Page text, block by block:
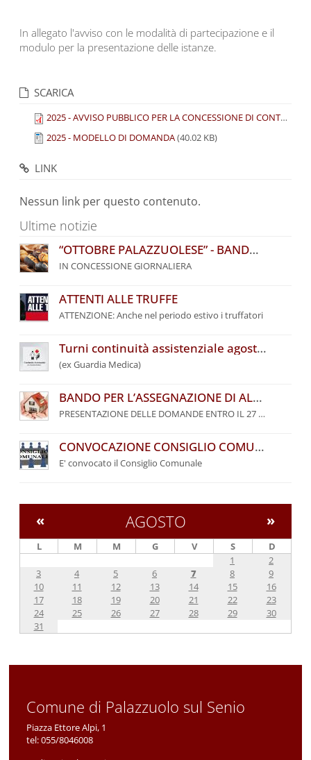
In allegato l'avviso con le modalità di partecipazione e il
modulo per la presentazione delle istanze.
SCARICA
2025 - AVVISO PUBBLICO PER LA CONCESSIONE DI CONTRIBUTI ECONOMICI A FAVORE DI ENTI ED ASSOCIAZIONI
2025 - MODELLO DI DOMANDA(40.02 KB)
LINK
Nessun link per questo contenuto.
Ultime notizie
“OTTOBRE PALAZZUOLESE” - BANDO COMUNALE PER L’ASSEGNAZIONE DI POSTEGGI
IN CONCESSIONE GIORNALIERA
ATTENTI ALLE TRUFFE
ATTENZIONE: Anche nel periodo estivo i truffatori
Turni continuità assistenziale agosto 2026
(ex Guardia Medica)
BANDO PER L’ASSEGNAZIONE DI ALLOGGI DI EDILIZIA RESIDENZIALE PUBBLICA DEL COMUNE DI PALAZZUOLO SUL SENIO – ANNO 2026
PRESENTAZIONE DELLE DOMANDE ENTRO IL 27 SETTEMBRE 2026
CONVOCAZIONE CONSIGLIO COMUNALE
E' convocato il Consiglio Comunale
AGOSTO
« »
L M M G V S
D
1
2
3
4 5 6 7 8
9
10
11 12 13 14 15
16
17
18 19 20 21 22
23
24
25 26 27 28 29
30
31
Comune di Palazzuolo sul Senio
Piazza Ettore Alpi, 1
tel:055/8046008